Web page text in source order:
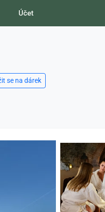
Účet
se na dárek